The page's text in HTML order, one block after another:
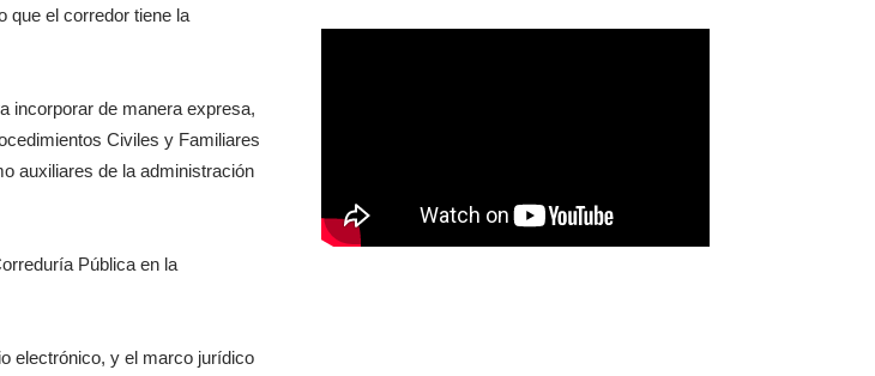
que el corredor tiene la
incorporar de manera expresa,
Civiles y Familiares
auxiliares de la administración
Pública en la
electrónico, y el marco jurídico